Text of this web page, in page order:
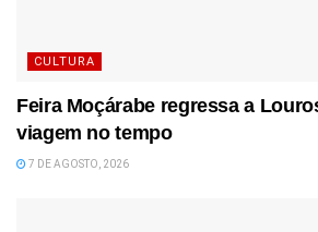
CULTURA
Feira Moçárabe regressa a
viagem no tempo
7 DE AGOSTO, 2026